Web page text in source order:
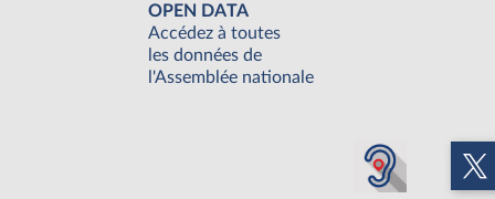
OPEN DATA
Accédez à toutes
les données de
l'Assemblée nationale